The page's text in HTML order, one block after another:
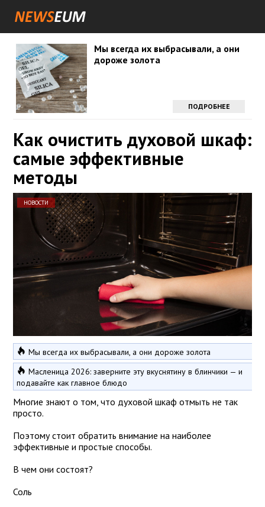
Мы всегда их выбрасывали, а они
дороже золота
ПОДРОБНЕЕ
Как очистить духовой шкаф:
самые эффективные
методы
НОВОСТИ
Мы всегда их выбрасывали, а они дороже золота
Масленица 2026: заверните эту вкуснятину в блинчики — и
подавайте как главное блюдо
Многие знают о том, что духовой шкаф отмыть не так
просто.
Поэтому стоит обратить внимание на наиболее
эффективные и простые способы.
В чем они состоят?
Соль